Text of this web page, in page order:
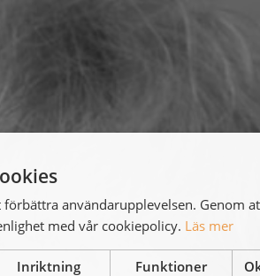
användarupplevelsen. Genom
med vår cookiepolicy. Läs mer
Inriktning Funktioner